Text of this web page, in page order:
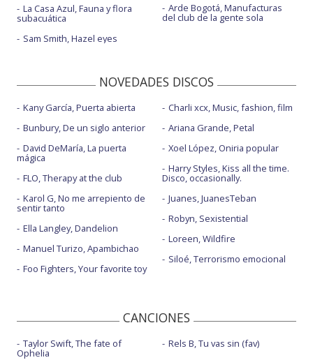
La Casa Azul, Fauna y flora
subacuática
Sam Smith, Hazel eyes
Arde Bogotá, Manufacturas
del club de la gente sola
NOVEDADES DISCOS
Kany García, Puerta abierta
Bunbury, De un siglo anterior
David DeMaría, La puerta
mágica
FLO, Therapy at the club
Karol G, No me arrepiento de
sentir tanto
Ella Langley, Dandelion
Manuel Turizo, Apambichao
Foo Fighters, Your favorite toy
Charli xcx, Music, fashion, film
Ariana Grande, Petal
Xoel López, Oniria popular
Harry Styles, Kiss all the time.
Disco, occasionally.
Juanes, JuanesTeban
Robyn, Sexistential
Loreen, Wildfire
Siloé, Terrorismo emocional
CANCIONES
Taylor Swift, The fate of
Ophelia
Rels B, Tu vas sin (fav)